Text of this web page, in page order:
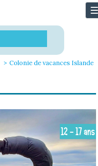
Colonie de vacances Islande
12 - 17 ans